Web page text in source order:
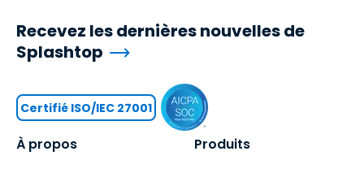
À propos Produits
Recevez les dernières nouvelles de
Splashtop
Certifié ISO/IEC 27001